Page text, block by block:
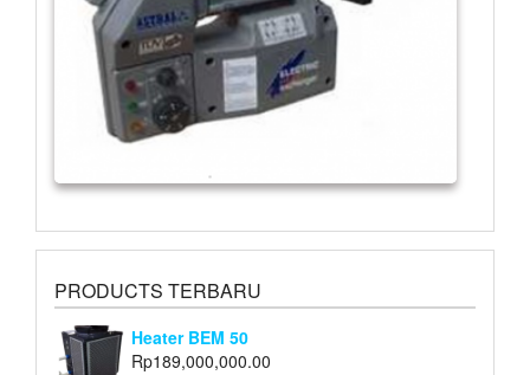
PRODUCTS TERBARU
Heater BEM 50
Rp189,000,000.00